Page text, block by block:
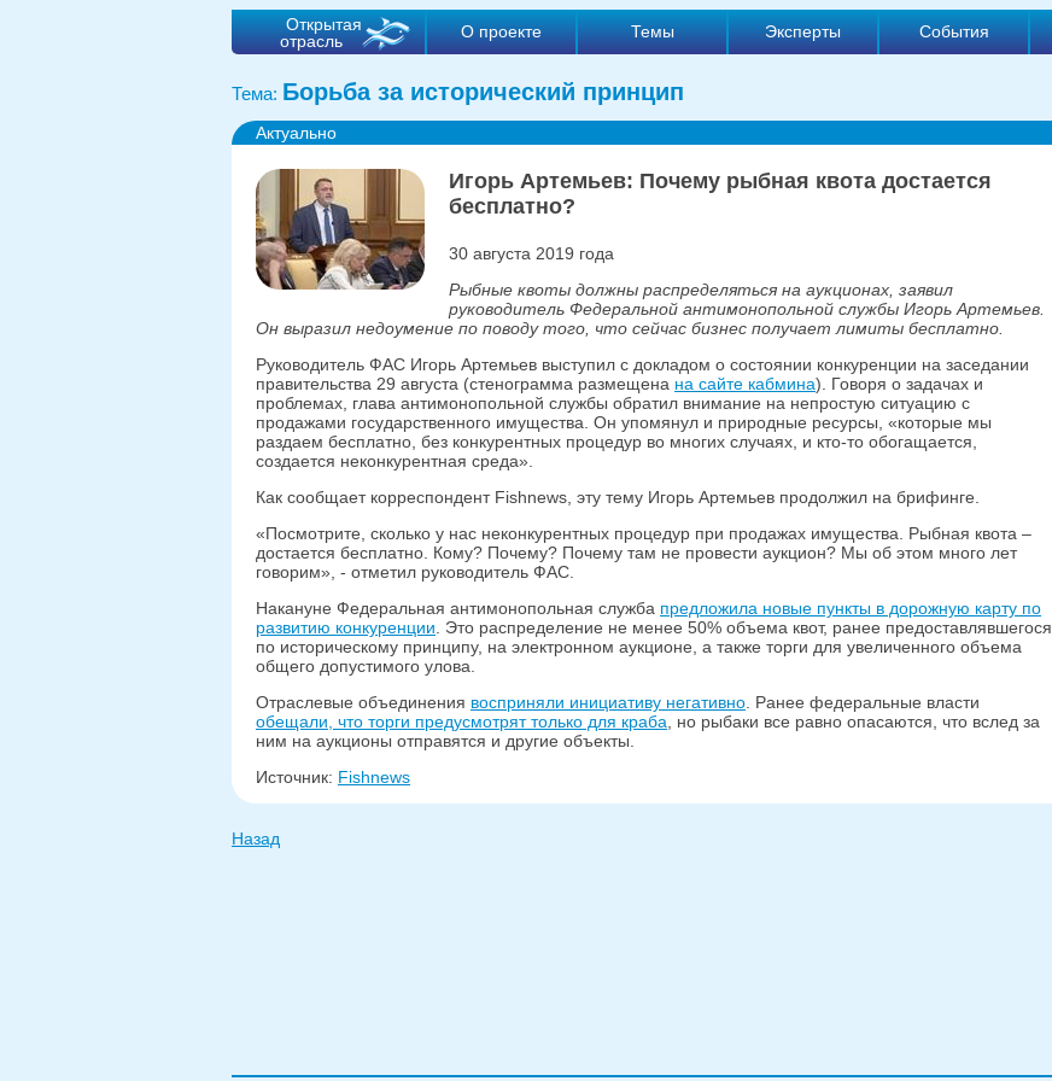
Открытая
отрасль
О проекте Темы Эксперты События
Тема: Борьба за исторический принцип
Актуально
Игорь Артемьев: Почему рыбная квота достается
бесплатно?
30 августа 2019 года
Рыбные квоты должны распределяться на аукционах, заявил
руководитель Федеральной антимонопольной службы Игорь Артемьев.
Он выразил недоумение по поводу того, что сейчас бизнес получает лимиты бесплатно.
Руководитель ФАС Игорь Артемьев выступил с докладом о состоянии конкуренции на заседании
правительства 29 августа (стенограмма размещена на сайте кабмина). Говоря о задачах и
проблемах, глава антимонопольной службы обратил внимание на непростую ситуацию с
продажами государственного имущества. Он упомянул и природные ресурсы, «которые мы
раздаем бесплатно, без конкурентных процедур во многих случаях, и кто-то обогащается,
создается неконкурентная среда».
Как сообщает корреспондент Fishnews, эту тему Игорь Артемьев продолжил на брифинге.
«Посмотрите, сколько у нас неконкурентных процедур при продажах имущества. Рыбная квота –
достается бесплатно. Кому? Почему? Почему там не провести аукцион? Мы об этом много лет
говорим», - отметил руководитель ФАС.
Накануне Федеральная антимонопольная служба предложила новые пункты в дорожную карту по
развитию конкуренции . Это распределение не менее 50% объема квот, ранее предоставлявшегося
по историческому принципу, на электронном аукционе, а также торги для увеличенного объема
общего допустимого улова.
Отраслевые объединения восприняли инициативу негативно . Ранее федеральные власти
обещали, что торги предусмотрят только для краба , но рыбаки все равно опасаются, что вслед за
ним на аукционы отправятся и другие объекты.
Источник: Fishnews
Назад